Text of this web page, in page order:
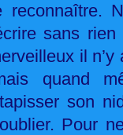
sans
il
quand
son
Pour